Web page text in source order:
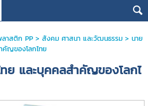
ลาสติก PP> สังคม ศาสนา และวัฒนธรรม> นาย
คัญของโลกไทย
ย และบุคคลสำคัญของโลกไ